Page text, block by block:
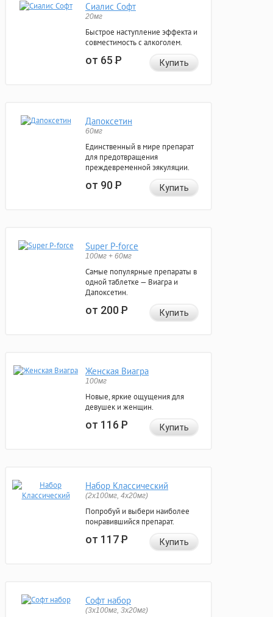
Сиалис Софт
20мг
Быстрое наступление эффекта и
совместимость с алкоголем.
от 65Р Купить
Дапоксетин
60мг
Единственный в мире препарат
для предотвращения
преждевременной эякуляции.
от 90Р Купить
Super P-force
100мг + 60мг
Самые популярные препараты в
одной таблетке — Виагра и
Дапоксетин.
от 200Р Купить
Женская Виагра
100мг
Новые, яркие ощущения для
девушек и женщин.
от 116Р Купить
Набор Классический
(2x100мг, 4x20мг)
Попробуй и выбери наиболее
понравившийся препарат.
от 117Р Купить
Софт набор
(3x100мг, 3x20мг)